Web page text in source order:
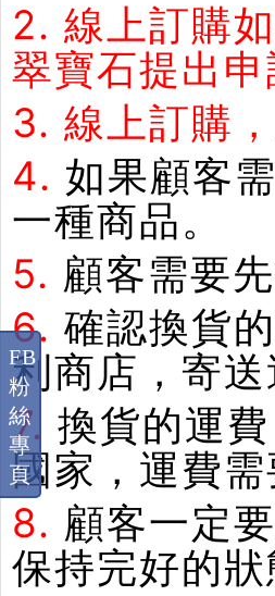
2. 線上訂購
翠寶石提出
3. 線上訂購
4. 如果顧客
一種商品。
5. 顧客需要
6. 確認換貨
利商店，寄送
7. 換貨的運
國家，運費
8. 顧客一定
保持完好的狀
FB
粉
絲
專
頁